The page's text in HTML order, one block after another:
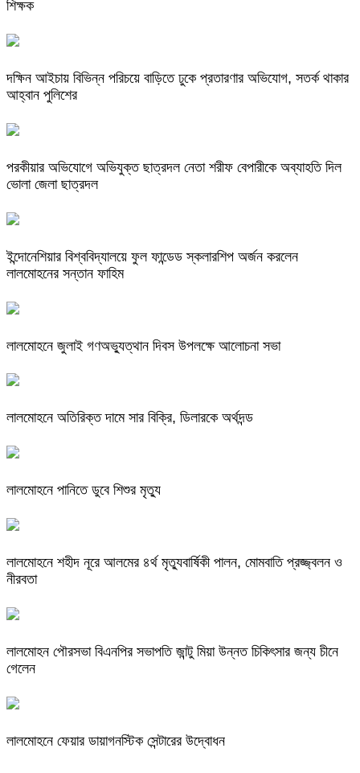
শিক্ষক
দক্ষিন আইচায় ‎বিভিন্ন পরিচয়ে বাড়িতে ঢুকে প্রতারণার অভিযোগ, সতর্ক থাকার
আহ্বান পুলিশের
পরকীয়ার অভিযোগে অভিযুক্ত ছাত্রদল নেতা শরীফ বেপারীকে অব্যাহতি দিল
ভোলা জেলা ছাত্রদল
ইন্দোনেশিয়ার বিশ্ববিদ্যালয়ে ফুল ফান্ডেড স্কলারশিপ অর্জন করলেন
লালমোহনের সন্তান ফাহিম
লালমোহনে জুলাই গণঅভ্যুত্থান দিবস উপলক্ষে আলোচনা সভা
লালমোহনে অতিরিক্ত দামে সার বিক্রি, ডিলারকে অর্থদন্ড
লালমোহনে পানিতে ডুবে শিশুর মৃত্যু
লালমোহনে শহীদ নূরে আলমের ৪র্থ মৃত্যুবার্ষিকী পালন, মোমবাতি প্রজ্জ্বলন ও
নীরবতা
লালমোহন পৌরসভা বিএনপির সভাপতি জান্টু মিয়া উন্নত চিকিৎসার জন্য চীনে
গেলেন
লালমোহনে ফেয়ার ডায়াগনস্টিক সেন্টারের উদ্বোধন